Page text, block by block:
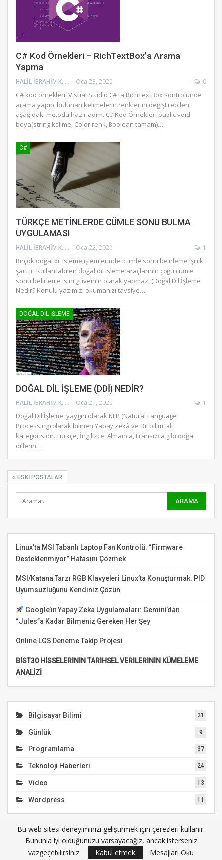
C# Kod Örnekleri – RichTextBox’a Arama
Yapma
HALIL İBRAHIM K. Oca 23, 2020 0
C# kod örnekleri. Visual Studio C# ta RichTextBox Kontrolünde
arama yapıp, bulunan kelimelerin renklerini değiştirebilen
aşağıdaki metodu hazırladım. C# Kod Örnekleri public void
boya(string kelime, Color renk, Boolean tamam)…
C#
TÜRKÇE METİNLERDE CÜMLE SONU BULMA
UYGULAMASI
HALIL İBRAHIM K. Oca 22, 2020 1
Birçok doğal dil isleme işlemlerinde, cümle sonu belirleme işi ilk
şarttır. Kullanılabilen doğal dil isleme araçlarının çoğu cümle
sonu belirleme isini güvenilir olarak yapmaz. (Doğal Dil İşleme
Nedir? Konulu yazımızı okumanızı tavsiye…
DOĞAL DIL İŞLEME
DOĞAL DİL İŞLEME (DDİ) NEDİR?
HALIL İBRAHIM K. Oca 21, 2020 1
Doğal Dil İşleme, yaygın olarak NLP (Natural Language
Processing) olarak bilinen Yapay zekâ ve Dil bilimi alt
kategorisidir. Türkçe, İngilizce, Almanca, Fransızca gibi doğal
dillerin…
ESKI POSTALAR
Linux’ta MSI Tabanlı Laptop Fan Kontrolü: “Firmware
Desteklenmiyor” Hatasını Çözmek
MSI/Katana Tarzı RGB Klavyeleri Linux’ta Konuşturmak: PID
Uyumsuzluğunu Kendiniz Çözün
Google’ın Yapay Zeka Uygulamaları: Gemini’dan
“Jules”a Kadar Bilmeniz Gereken Her Şey
Online LGS Deneme Takip Projesi
BİST30 HİSSELERİNİN TARİHSEL VERİLERİNİN KÜMELEME
ANALİZİ
Bilgisayar Bilimi 21
Günlük 9
Programlama 37
Teknoloji Haberleri 24
Video 13
Wordpress 11
© 2026 - JN7.NET. All Rights Reserved.
Bu web sitesi deneyiminizi geliştirmek için çerezleri kullanır.
Bununla iyi olduğunuzu varsayacağız, ancak isterseniz
vazgeçebilirsiniz.
Kabul etmek Mesajları Oku